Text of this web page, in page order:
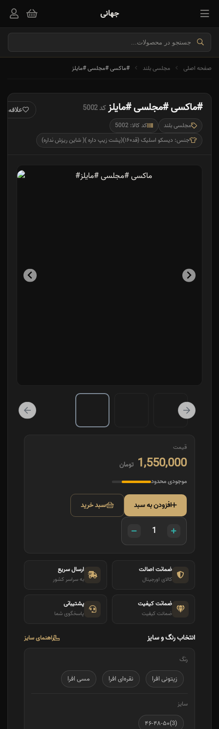
جهانی
صفحه اصلی مجلسی بلند #ماکسی #مجلسی #مایلز
#ماکسی #مجلسی #مایلزکد 5002
مجلسی بلند
کد کالا: 5002
جنس: دیسکو اسلیک (قد۱۶۰)(پشت زیپ داره )( شاین ریزش نداره)
قیمت
1,550,000 تومان
موجودی محدود
افزودن به سبد سبد خرید
ضمانت اصالت
کالای اورجینال
ارسال سریع
به سراسر کشور
ضمانت کیفیت
ضمانت کیفیت
پشتیبانی
پاسخگوی شما
انتخاب رنگ و سایز راهنمای سایز
رنگ
زیتونی افرا نقره‌ای افرا مسی افرا
سایز
(3)۴۶-۴۸-۵۰